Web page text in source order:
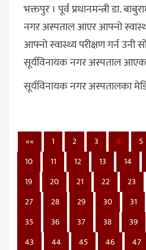
भक्तपुर । पूर्व प्रधानमन्त्री डा.
नगर अस्पताल आएर आफ्नो
आफ्नो स्वास्थ्य परीक्षण गर्न उनी
सूर्यविनायक नगर अस्पताल
सूर्यविनायक नगर अस्पतालका
«« 1 2 3 4 5
10
11 12 13 14
19
20 21 22 23
27
28 29 30 31
35
36 37 38 39
43
44 45 46 47